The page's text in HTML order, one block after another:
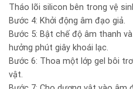
Tháo lõi silicon bên trong vệ
Bước 4: Khởi động âm đạo giả.
Bước 5: Bật chế độ âm thanh
hưởng phút giây khoái lạc.
Bước 6: Thoa một lớp gel bôi
vật.